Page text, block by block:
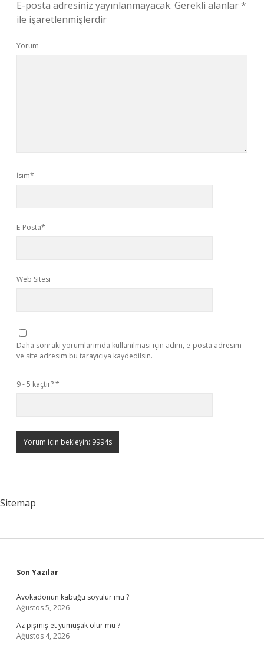
E-posta adresiniz yayınlanmayacak. Gerekli alanlar*
ile işaretlenmişlerdir
Yorum
İsim*
E-Posta*
Web Sitesi
Daha sonraki yorumlarımda kullanılması için adım, e-posta adresim
ve site adresim bu tarayıcıya kaydedilsin.
9 - 5 kaçtır?*
Sitemap
Sidebar
Son Yazılar
Avokadonun kabuğu soyulur mu ?
Ağustos 5, 2026
Az pişmiş et yumuşak olur mu ?
Ağustos 4, 2026